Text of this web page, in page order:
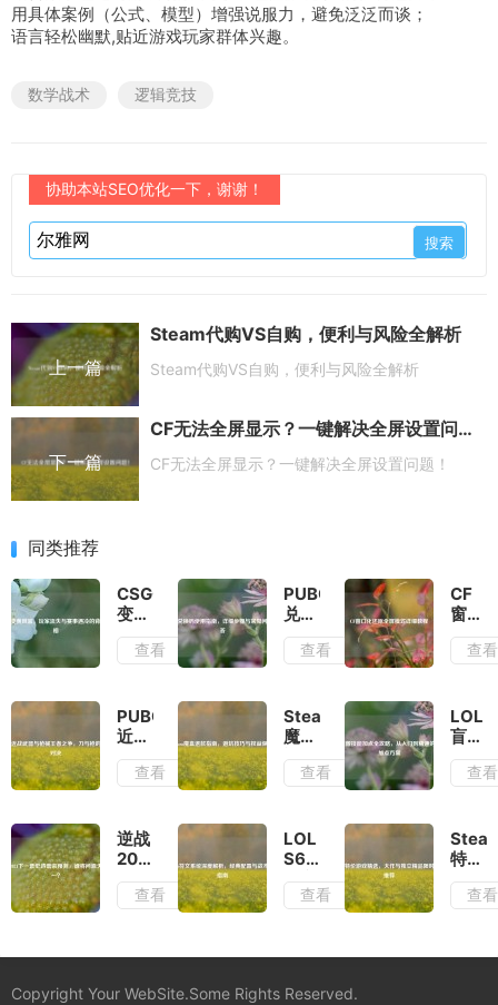
用具体案例（公式、模型）增强说服力，避免泛泛而谈；
语言轻松幽默,贴近游戏玩家群体兴趣。
数学战术 逻辑竞技
协助本站SEO优化一下，谢谢！
上一篇
Steam代购VS自购，便利与风险全解析
Steam代购VS自购，便利与风险全解析
下一篇
CF无法全屏显示？一键解决全屏设置问题！
CF无法全屏显示？一键解决全屏设置问题！
同类推荐
CSGO
变黄
风
波，
与赛
事遇
背后
真相
查看
PUBG
兑换
码使
用指
步骤
与常
题解
答
查看
CF
窗口
化还
原全
细教
程
查看
PUBG
近战
武器
与枪
争，
刀与
巅峰
对决
查看
Steam
魔盒
退款
技巧
与权
查看
LOL
盲僧
技能
加点
从入
门到
的完
美加
案
查看
逆战
2021
下一
套史
测，
问鼎
查看
LOL
S6
符文
系统
析，
配置
查看
特价
游戏
与独
查看
Copyright Your WebSite.Some Rights Reserved.